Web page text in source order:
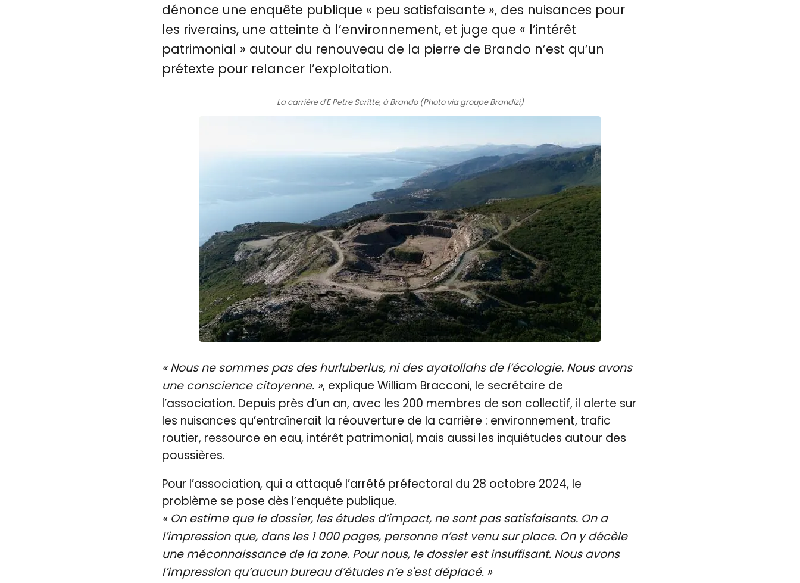
dénonce une enquête publique « peu satisfaisante », des nuisances pour
les riverains, une atteinte à l’environnement, et juge que « l’intérêt
patrimonial » autour du renouveau de la pierre de Brando n’est qu’un
prétexte pour relancer l’exploitation.
La carrière d'E Petre Scritte, à Brando (Photo via groupe Brandizi)
« Nous ne sommes pas des hurluberlus, ni des ayatollahs de l’écologie. Nous avons
une conscience citoyenne. », explique William Bracconi, le secrétaire de
l’association. Depuis près d’un an, avec les 200 membres de son collectif, il alerte sur
les nuisances qu’entraînerait la réouverture de la carrière : environnement, trafic
routier, ressource en eau, intérêt patrimonial, mais aussi les inquiétudes autour des
poussières.
Pour l’association, qui a attaqué l’arrêté préfectoral du 28 octobre 2024, le
problème se pose dès l’enquête publique.
« On estime que le dossier, les études d’impact, ne sont pas satisfaisants. On a
l’impression que, dans les 1 000 pages, personne n’est venu sur place. On y décèle
une méconnaissance de la zone. Pour nous, le dossier est insuffisant. Nous avons
l’impression qu’aucun bureau d’études n’e s'est déplacé. »